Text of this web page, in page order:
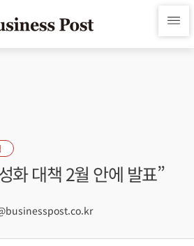
화 대책 2월 안에 발표”